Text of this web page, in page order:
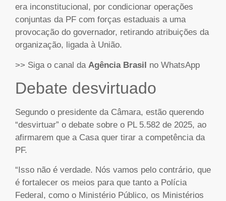
era inconstitucional, por condicionar operações
conjuntas da PF com forças estaduais a uma
provocação do governador, retirando atribuições da
organização, ligada à União.
>> Siga o canal da Agência Brasil no WhatsApp
Debate desvirtuado
Segundo o presidente da Câmara, estão querendo
“desvirtuar” o debate sobre o PL 5.582 de 2025, ao
afirmarem que a Casa quer tirar a competência da
PF.
“Isso não é verdade. Nós vamos pelo contrário, que
é fortalecer os meios para que tanto a Polícia
Federal, como o Ministério Público, os Ministérios